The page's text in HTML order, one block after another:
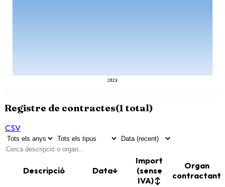
2023
Registre de contractes(1total)
CSV
Descripció Data↓
Import
(sense
IVA)↕
Organ
contractant